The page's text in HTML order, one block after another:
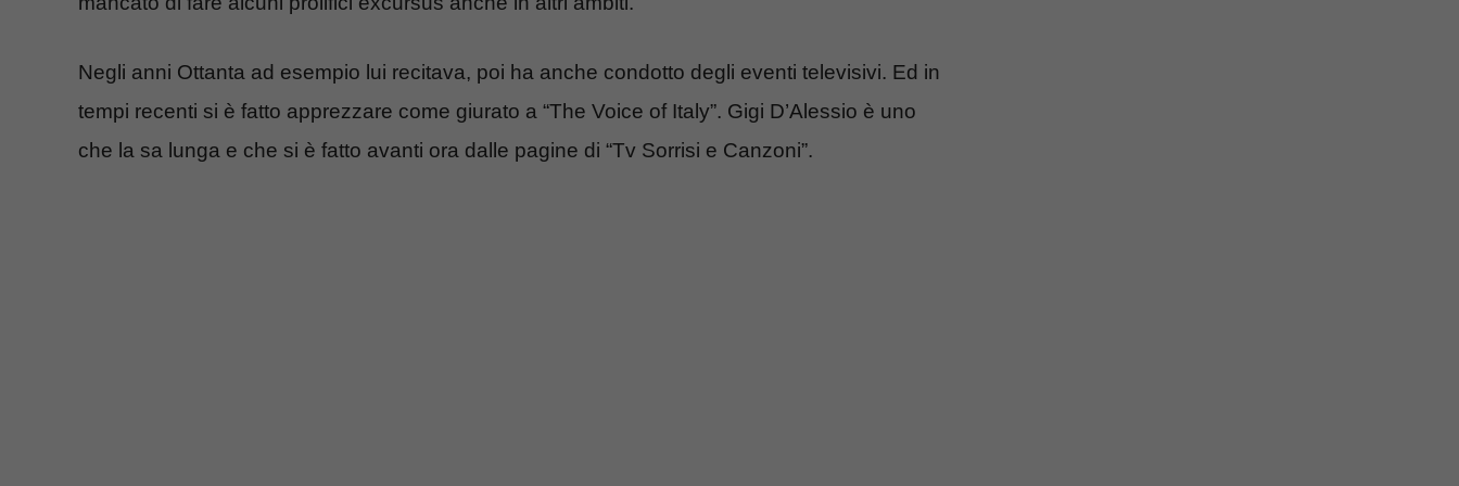
Negli anni Ottanta ad esempio lui recitava, poi ha anche condotto degli eventi televisivi. Ed in
tempi recenti si è fatto apprezzare come giurato a “The Voice of Italy”. Gigi D’Alessio è uno
che la sa lunga e che si è fatto avanti ora dalle pagine di “Tv Sorrisi e Canzoni”.